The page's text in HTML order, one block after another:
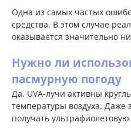
Одна из самых частых
средства. В этом случае
оказывается значительно
Нужно ли
пасмурную погоду
Да. UVA-лучи активны
температуры воздуха. Даже
получать ультрафиолетовую